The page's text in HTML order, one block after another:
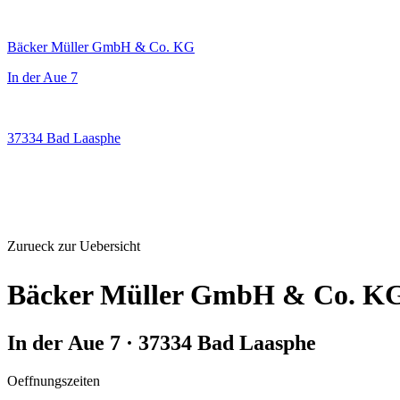
Bäcker Müller GmbH & Co. KG
In der Aue 7
37334 Bad Laasphe
Zurueck zur Uebersicht
Bäcker Müller GmbH & Co.
In der Aue 7 · 37334 Bad Laasphe
Oeffnungszeiten